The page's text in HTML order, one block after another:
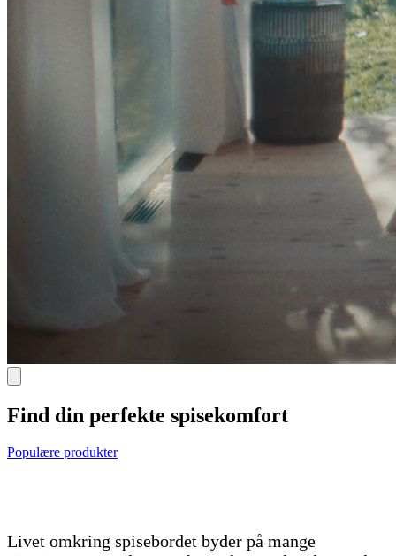
Find din perfekte spisekomfort
Populære produkter
Livet omkring spisebordet byder på mange